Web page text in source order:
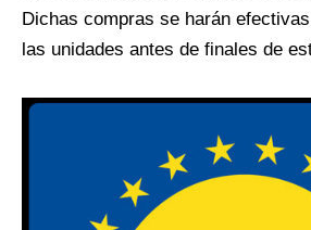
Dichas compras se harán
las unidades antes de finales de